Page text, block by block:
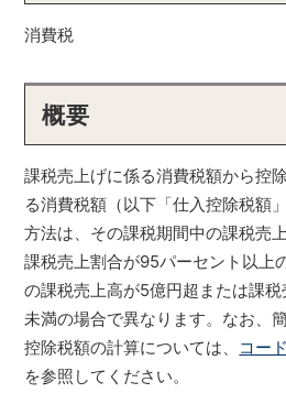
消費税
概要
課税売上げに係る消費税額から控
る消費税額（以下「仕入控除税額
方法は、その課税期間中の課税売
課税売上割合が95パーセント以上
の課税売上高が5億円超または課
未満の場合で異なります。なお、
控除税額の計算については、 コー
を参照してください。